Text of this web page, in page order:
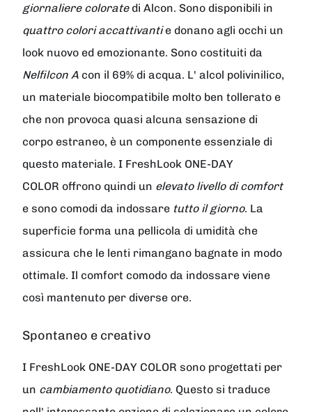
giornaliere coloratedi Alcon. Sono disponibili in
quattro colori accattivantie donano agli occhi un
look nuovo ed emozionante. Sono costituiti da
Nelfilcon A con il 69% di acqua. L' alcol polivinilico,
un materiale biocompatibile molto ben tollerato e
che non provoca quasi alcuna sensazione di
corpo estraneo, è un componente essenziale di
questo materiale. I FreshLook ONE-DAY
COLOR offrono quindi un elevato livello di comfort
e sono comodi da indossare tutto il giorno. La
superficie forma una pellicola di umidità che
assicura che le lenti rimangano bagnate in modo
ottimale. Il comfort comodo da indossare viene
così mantenuto per diverse ore.
Spontaneo e creativo
I FreshLook ONE-DAY COLOR sono progettati per
un cambiamento quotidiano. Questo si traduce